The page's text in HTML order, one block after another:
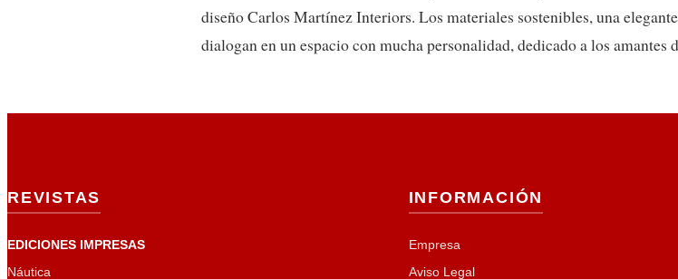
diseño Carlos Martínez Interiors. Los materiales sostenibles, una
dialogan en un espacio con mucha personalidad, dedicado a los
REVISTAS
EDICIONES IMPRESAS
Náutica
INFORMACIÓN
Empresa
Aviso Legal